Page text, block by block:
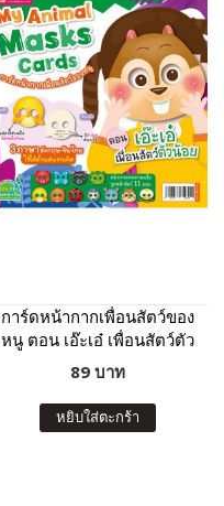
การ์ดหน้ากากเพื่อนสัตว์ของ
หนู ตอน เอ๊ะเอ๋ เพื่อนสัตว์ตัว
น้อย
89 บาท
หยิบใส่ตะกร้า